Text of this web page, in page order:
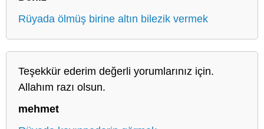
Rüyada ölmüş birine altın bilezik vermek
Teşekkür ederim değerli yorumlarınız için.
Allahım razı olsun.
mehmet